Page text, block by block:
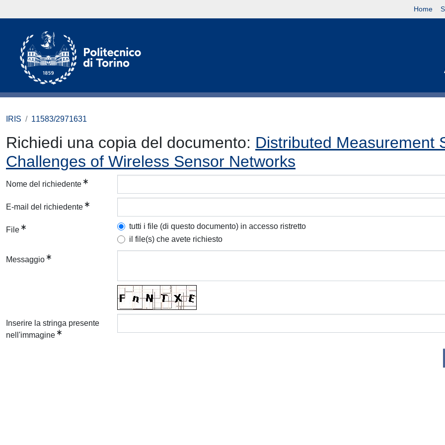
Home
IRIS 11583/2971631
Richiedi una copia del documento: Distributed Measurement
Challenges of Wireless Sensor Networks
Nome del richiedente
E-mail del richiedente
File
tutti i file (di questo documento) in accesso ristretto
il file(s) che avete richiesto
Messaggio
Inserire la stringa presente
nell'immagine